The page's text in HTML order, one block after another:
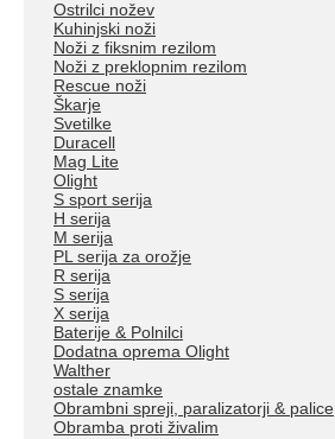
Ostrilci nožev
Kuhinjski noži
Noži z fiksnim rezilom
Noži z preklopnim rezilom
Rescue noži
Škarje
Svetilke
Duracell
Mag Lite
Olight
S sport serija
H serija
M serija
PL serija za orožje
R serija
S serija
X serija
Baterije & Polnilci
Dodatna oprema Olight
Walther
ostale znamke
Obrambni spreji, paralizatorji & palice
Obramba proti živalim